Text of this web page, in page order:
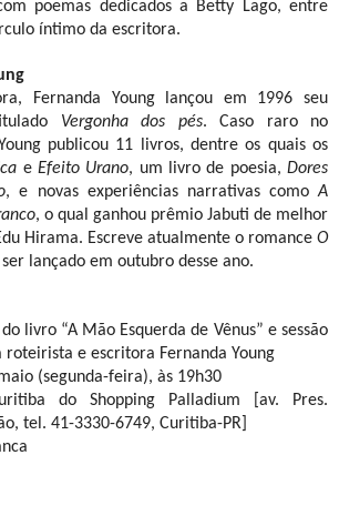
poemas dedicados a Betty Lago, entre
íntimo da escritora.
Fernanda Young lançou em 1996 seu
Vergonha dos pés. Caso raro no
publicou 11 livros, dentre os quais os
eEfeito Urano, um livro de poesia,Dores
, e novas experiências narrativas comoA
, o qual ganhou prêmio Jabuti de melhor
Hirama. Escreve atualmente o romance O
ser lançado em outubro desse ano.
livro “A Mão Esquerda de Vênus” e sessão
roteirista e escritora Fernanda Young
(segunda-feira), às 19h30
do Shopping Palladium [av. Pres.
tel. 41-3330-6749, Curitiba-PR]